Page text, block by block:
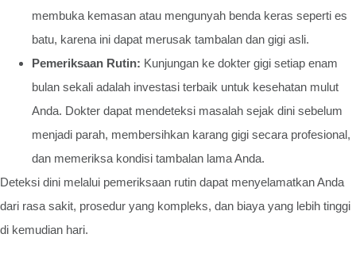
membuka kemasan atau mengunyah benda keras seperti es
batu, karena ini dapat merusak tambalan dan gigi asli.
Pemeriksaan Rutin: Kunjungan ke dokter gigi setiap enam
bulan sekali adalah investasi terbaik untuk kesehatan mulut
Anda. Dokter dapat mendeteksi masalah sejak dini sebelum
menjadi parah, membersihkan karang gigi secara profesional,
dan memeriksa kondisi tambalan lama Anda.
Deteksi dini melalui pemeriksaan rutin dapat menyelamatkan Anda
dari rasa sakit, prosedur yang kompleks, dan biaya yang lebih tinggi
di kemudian hari.